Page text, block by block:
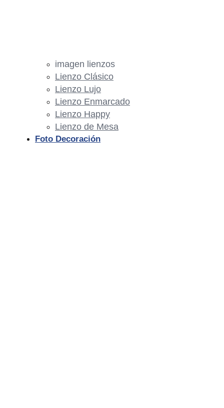
imagen lienzos
Lienzo Clásico
Lienzo Lujo
Lienzo Enmarcado
Lienzo Happy
Lienzo de Mesa
Foto Decoración